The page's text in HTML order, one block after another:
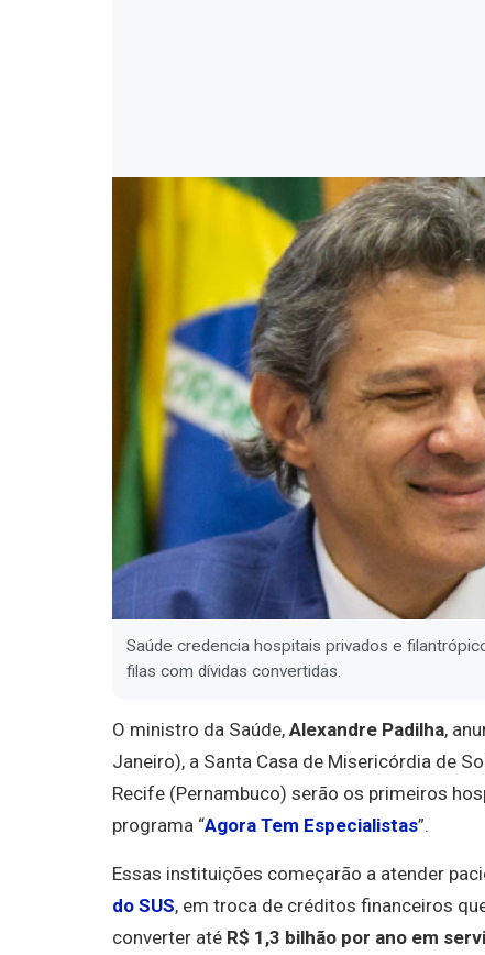
Saúde credencia hospitais privados e
filas com dívidas convertidas.
O ministro da Saúde, Alexandre Padilha,
Janeiro), a Santa Casa de Misericórdia de
Recife (Pernambuco) serão os primeiros
programa “Agora Tem Especialistas”.
Essas instituições começarão a atender
do SUS, em troca de créditos financeiros
converter até R$ 1,3 bilhão por ano em